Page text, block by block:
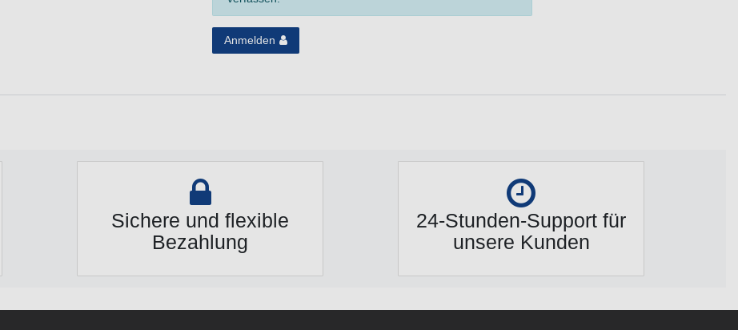
Anmelden
Sichere und flexible
Bezahlung
24-Stunden-Support für
unsere Kunden